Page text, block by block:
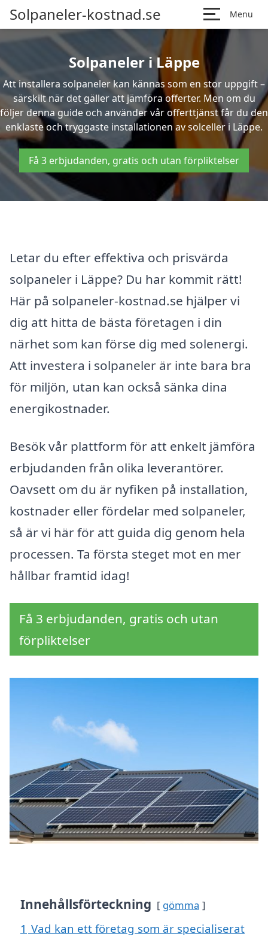
Solpaneler-kostnad.se Menu
Solpaneler i Läppe
Att installera solpaneler kan kännas som en stor uppgift –
särskilt när det gäller att jämföra offerter. Men om du
följer denna guide och använder vår offerttjänst får du den
enklaste och tryggaste installationen av solceller i Läppe.
Få 3 erbjudanden, gratis och utan förpliktelser
Letar du efter effektiva och prisvärda
solpaneler i Läppe? Du har kommit rätt!
Här på solpaneler-kostnad.se hjälper vi
dig att hitta de bästa företagen i din
närhet som kan förse dig med solenergi.
Att investera i solpaneler är inte bara bra
för miljön, utan kan också sänka dina
energikostnader.
Besök vår plattform för att enkelt jämföra
erbjudanden från olika leverantörer.
Oavsett om du är nyfiken på installation,
kostnader eller fördelar med solpaneler,
så är vi här för att guida dig genom hela
processen. Ta första steget mot en mer
hållbar framtid idag!
Få 3 erbjudanden, gratis och utan
förpliktelser
Innehållsförteckning gömma
1 Vad kan ett företag som är specialiserat